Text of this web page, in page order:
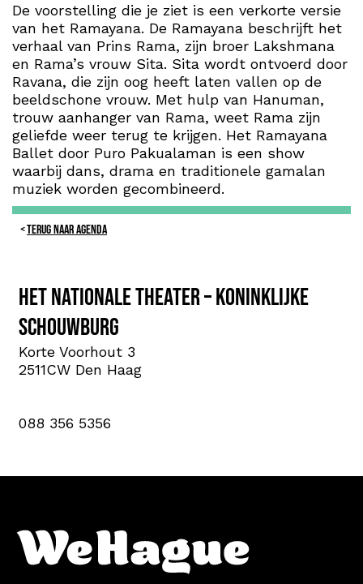
De voorstelling die je ziet is een verkorte versie
van het Ramayana. De Ramayana beschrijft het
verhaal van Prins Rama, zijn broer Lakshmana
en Rama’s vrouw Sita. Sita wordt ontvoerd door
Ravana, die zijn oog heeft laten vallen op de
beeldschone vrouw. Met hulp van Hanuman,
trouw aanhanger van Rama, weet Rama zijn
geliefde weer terug te krijgen. Het Ramayana
Ballet door Puro Pakualaman is een show
waarbij dans, drama en traditionele gamalan
muziek worden gecombineerd.
TERUG NAAR AGENDA
Het Nationale Theater – Koninklijke
Schouwburg
Korte Voorhout 3
2511CW Den Haag
088 356 5356